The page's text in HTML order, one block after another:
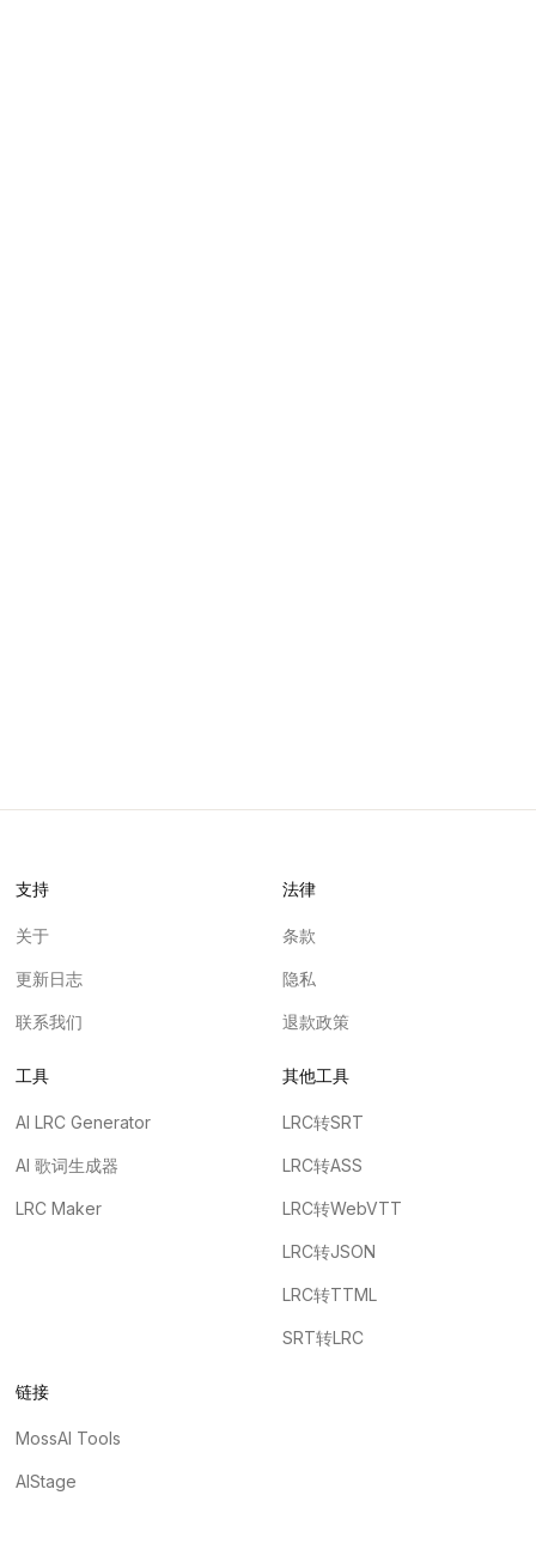
支持
关于
更新日志
联系我们
法律
条款
隐私
退款政策
工具
AI LRC Generator
AI 歌词生成器
LRC Maker
其他工具
LRC转SRT
LRC转ASS
LRC转WebVTT
LRC转JSON
LRC转TTML
SRT转LRC
链接
MossAI Tools
AIStage